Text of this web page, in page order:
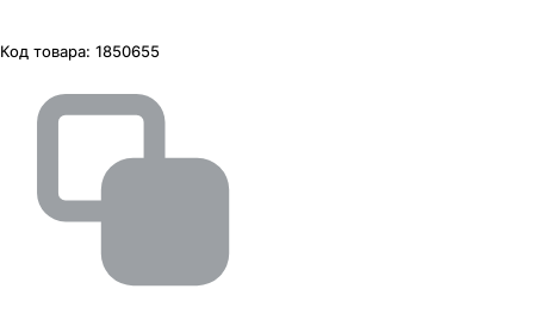
Код товара: 1850655